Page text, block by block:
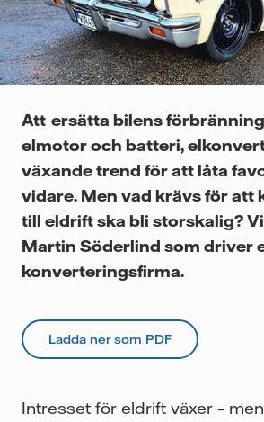
Videor
Att ersätta bilens
elmotor och batteri,
växande trend för att låta
vidare. Men vad krävs för att
till eldrift ska bli storskalig?
Martin Söderlind som driver
konverteringsfirma.
Ladda ner som PDF
Intresset för eldrift växer –